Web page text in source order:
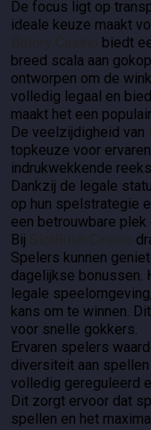
De focus ligt op
ideale keuze maakt
biedt
breed scala aan
ontworpen om de
volledig legaal en
maakt het een
De veelzijdigheid van
topkeuze voor
indrukwekkende
Dankzij de legale
op hun spelstrategie
een betrouwbare plek
Bij
Spelers kunnen
dagelijkse bonussen.
legale
kans om te winnen.
voor snelle gokkers.
Ervaren spelers
diversiteit aan
volledig gereguleerd
Dit zorgt ervoor dat
spellen en het